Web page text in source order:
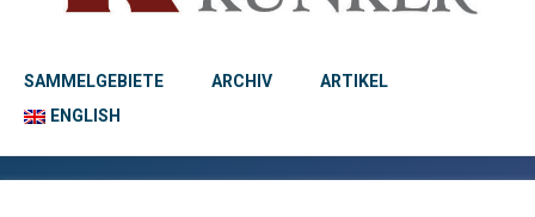
SAMMELGEBIETE ARCHIV
ARTIKEL
ENGLISH